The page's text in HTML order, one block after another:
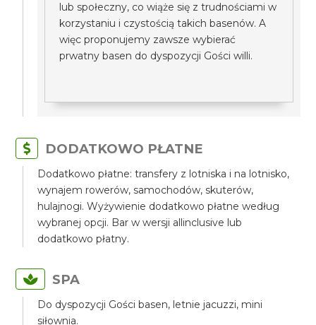
lub społeczny, co wiąże się z trudnościami w
korzystaniu i czystością takich basenów. A
więc proponujemy zawsze wybierać
prwatny basen do dyspozycji Gości willi.
DODATKOWO PŁATNE
Dodatkowo płatne: transfery z lotniska i na lotnisko,
wynajem rowerów, samochodów, skuterów,
hulajnogi. Wyżywienie dodatkowo płatne według
wybranej opcji. Bar w wersji allinclusive lub
dodatkowo płatny.
SPA
Do dyspozycji Gości basen, letnie jacuzzi, mini
siłownia.